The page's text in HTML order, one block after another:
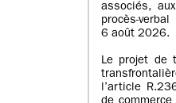
associés,
procès-
6 août 2026.
Le projet de
l’article